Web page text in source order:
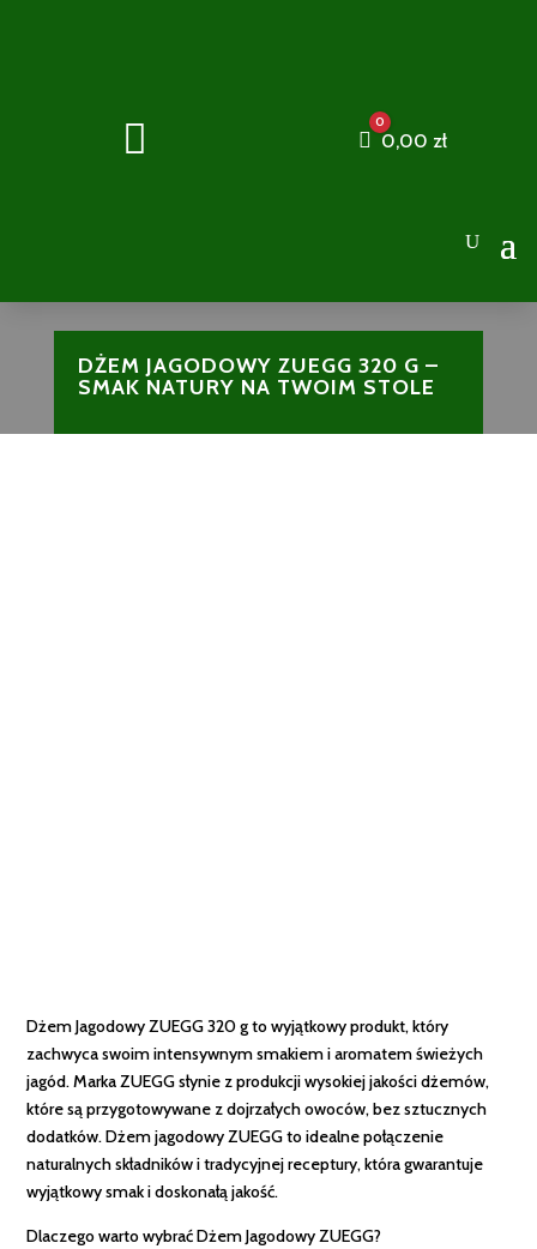
 Cart
0
0,00 zł
DŻEM JAGODOWY ZUEGG 320 G –
SMAK NATURY NA TWOIM STOLE
Dżem Jagodowy ZUEGG 320 g to wyjątkowy produkt, który
zachwyca swoim intensywnym smakiem i aromatem świeżych
jagód. Marka ZUEGG słynie z produkcji wysokiej jakości dżemów,
które są przygotowywane z dojrzałych owoców, bez sztucznych
dodatków. Dżem jagodowy ZUEGG to idealne połączenie
naturalnych składników i tradycyjnej receptury, która gwarantuje
wyjątkowy smak i doskonałą jakość.
Dlaczego warto wybrać Dżem Jagodowy ZUEGG?